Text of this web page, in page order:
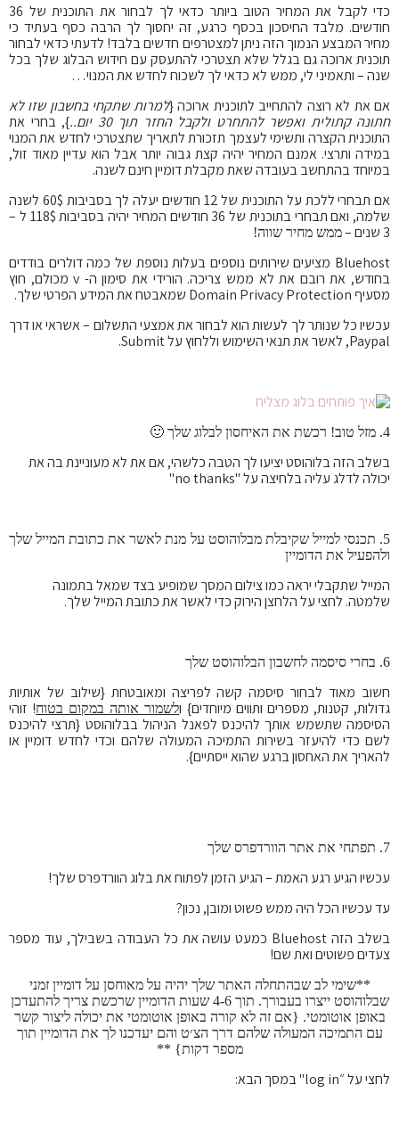
כדי לקבל את המחיר הטוב ביותר כדאי לך לבחור את התוכנית של 36
חודשים. מלבד החיסכון בכסף כרגע, זה יחסוך לך הרבה כסף בעתיד כי
מחיר המבצע הנמוך הזה ניתן למצטרפים חדשים בלבד! לדעתי כדאי לבחור
תוכנית ארוכה גם בגלל שלא תצטרכי להתעסק עם חידוש הבלוג שלך בכל
שנה – ותאמיני לי, ממש לא כדאי לך לשכוח לחדש את המנוי…
אם את לא רוצה להתחייב לתוכנית ארוכה {למרות שתקחי בחשבון שזו לא
חתונה קתולית ואפשר להתחרט ולקבל החזר תוך 30 יום..
}, בחרי את
התוכנית הקצרה ותשימי לעצמך תזכורת לתאריך שתצטרכי לחדש את המנוי
במידה ותרצי. אמנם המחיר יהיה קצת גבוה יותר אבל הוא עדיין מאוד זול,
במיוחד בהתחשב בעובדה שאת מקבלת דומיין חינם לשנה.
אם תבחרי ללכת על התוכנית של 12 חודשים יעלה לך בסביבות 60$ לשנה
שלמה, ואם תבחרי בתוכנית של 36 חודשים המחיר יהיה בסביבות 118$ ל –
3 שנים –
ממש מחיר שווה!
Bluehost מציעים שירותים נוספים בעלות נוספת של כמה דולרים בודדים
בחודש, את רובם את לא ממש צריכה. הורידי את סימון ה- v מכולם, חוץ
מסעיף Domain Privacy Protection שמאבטח את המידע הפרטי שלך.
עכשיו כל שנותר לך לעשות הוא לבחור את אמצעי התשלום – אשראי או דרך
Paypal, לאשר את תנאי השימוש וללחוץ על Submit.
4. מזל טוב! רכשת את האיחסון לבלוג שלך 🙂
בשלב הזה בלוהוסט יציעו לך הטבה כלשהי, אם את לא מעוניינת בה את
יכולה לדלג עליה בלחיצה על "no thanks"
5. תכנסי למייל שקיבלת מבלוהוסט על מנת לאשר את כתובת המייל שלך
ולהפעיל את הדומיין
המייל שתקבלי יראה כמו צילום המסך שמופיע בצד שמאל בתמונה
שלמטה. לחצי על הלחצן הירוק כדי לאשר את כתובת המייל שלך.
6. בחרי סיסמה לחשבון הבלוהוסט שלך
חשוב מאוד לבחור סיסמה קשה לפריצה ומאובטחת {שילוב של אותיות
גדולות, קטנות, מספרים ותווים מיוחדים} ולשמור אותה במקום בטוח! זוהי
הסיסמה שתשמש אותך להיכנס לפאנל הניהול בבלוהוסט {תרצי להיכנס
לשם כדי להיעזר בשירות התמיכה המעולה שלהם וכדי לחדש דומיין או
להאריך את האחסון ברגע שהוא ייסתיים}.
7. תפתחי את אתר הוורדפרס שלך
עכשיו הגיע רגע האמת – הגיע הזמן לפתוח את בלוג הוורדפרס שלך!
עד עכשיו הכל היה ממש פשוט ומובן, נכון?
בשלב הזה Bluehost כמעט עושה את כל העבודה בשבילך, עוד מספר
צעדים פשוטים ואת שם!
**שימי לב שבהתחלה האתר שלך יהיה על מאוחסן על דומיין זמני
שבלוהוסט ייצרו בעבורך. תוך 4-6 שעות הדומיין שרכשת צריך להתעדכן
באופן אוטומטי. {אם זה לא קורה באופן אוטומטי את יכולה ליצור קשר
עם התמיכה המעולה שלהם דרך הצ׳ט והם יעדכנו לך את הדומיין תוך
מספר דקות} **
לחצי על ״log in" במסך הבא: